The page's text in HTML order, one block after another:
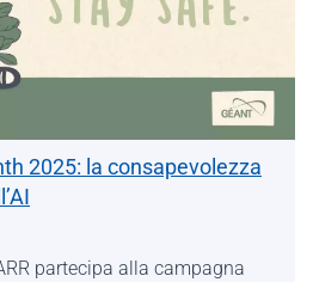
2025: la consapevolezza
partecipa alla campagna